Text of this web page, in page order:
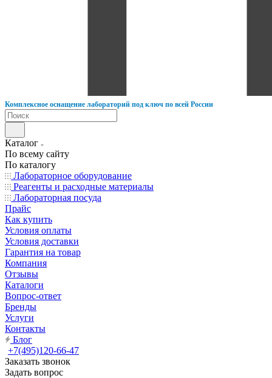
Комплексное оснащение лабораторий под ключ по всей России
Каталог
По всему сайту
По каталогу
Лабораторное оборудование
Реагенты и расходные материалы
Лабораторная посуда
Прайс
Как купить
Условия оплаты
Условия доставки
Гарантия на товар
Компания
Отзывы
Каталоги
Вопрос-ответ
Бренды
Услуги
Контакты
Блог
+7(495)120-66-47
Заказать звонок
Задать вопрос